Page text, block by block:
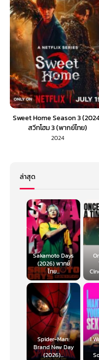
Sweet Home Season 3
สวีทโฮม 3 (พากย์ไทย)
2024
ล่าสุด
Sakamoto Days
(2026) พากย์
ไทย...
Spider-Man:
Brand New Day
(2026)...
I